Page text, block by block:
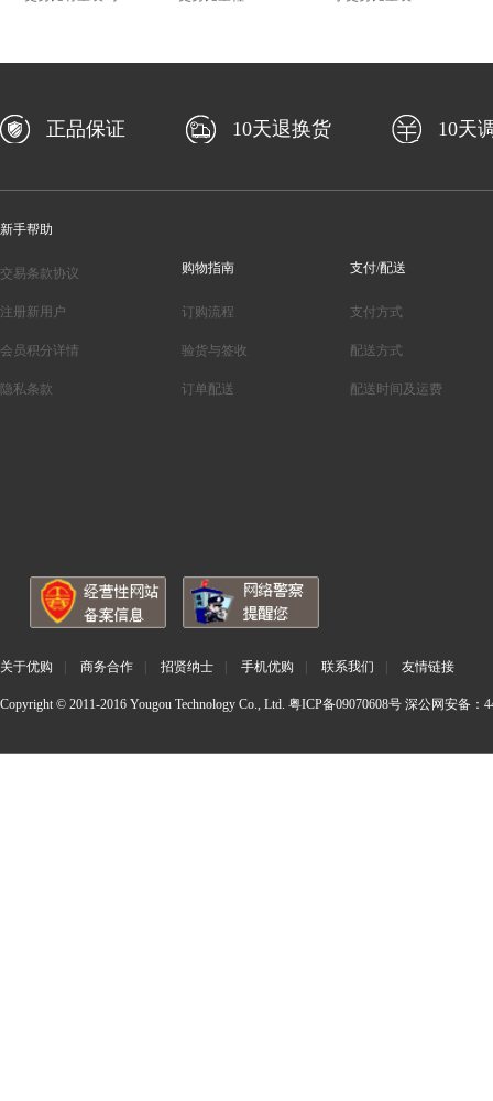
正品保证 10天退换货 10天
新手帮助
交易条款协议
注册新用户
会员积分详情
隐私条款
购物指南
订购流程
验货与签收
订单配送
支付/配送
支付方式
配送方式
配送时间及运费
关于优购 商务合作 招贤纳士 手机优购 联系我们 友情链接
Copyright © 2011-2016 Yougou Technology Co., Ltd. 粤ICP备09070608号 深公网安备：